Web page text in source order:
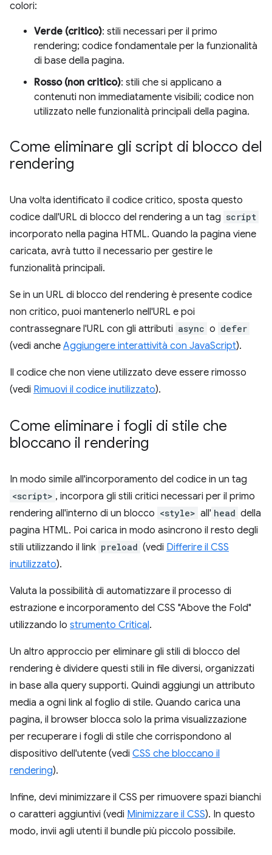
colori:
Verde (critico): stili necessari per il primo
rendering; codice fondamentale per la funzionalità
di base della pagina.
Rosso (non critico): stili che si applicano a
contenuti non immediatamente visibili; codice non
utilizzato nelle funzionalità principali della pagina.
Come eliminare gli script di blocco del
rendering
Una volta identificato il codice critico, sposta questo
codice dall'URL di blocco del rendering a un tag script
incorporato nella pagina HTML. Quando la pagina viene
caricata, avrà tutto il necessario per gestire le
funzionalità principali.
Se in un URL di blocco del rendering è presente codice
non critico, puoi mantenerlo nell'URL e poi
contrassegnare l'URL con gli attributi async o defer
(vedi anche Aggiungere interattività con JavaScript).
Il codice che non viene utilizzato deve essere rimosso
(vedi Rimuovi il codice inutilizzato).
Come eliminare i fogli di stile che
bloccano il rendering
In modo simile all'incorporamento del codice in un tag
<script> , incorpora gli stili critici necessari per il primo
rendering all'interno di un blocco <style> all' head della
pagina HTML. Poi carica in modo asincrono il resto degli
stili utilizzando il link preload (vedi Differire il CSS
inutilizzato).
Valuta la possibilità di automatizzare il processo di
estrazione e incorporamento del CSS "Above the Fold"
utilizzando lo strumento Critical.
Un altro approccio per eliminare gli stili di blocco del
rendering è dividere questi stili in file diversi, organizzati
in base alla query supporti. Quindi aggiungi un attributo
media a ogni link al foglio di stile. Quando carica una
pagina, il browser blocca solo la prima visualizzazione
per recuperare i fogli di stile che corrispondono al
dispositivo dell'utente (vedi CSS che bloccano il
rendering).
Infine, devi minimizzare il CSS per rimuovere spazi bianchi
o caratteri aggiuntivi (vedi Minimizzare il CSS). In questo
modo, invii agli utenti il bundle più piccolo possibile.